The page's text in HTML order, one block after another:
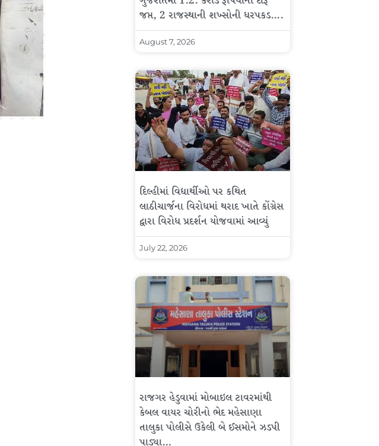
જપ્ત, 2 રાજસ્થાની શખ્સોની ધરપકડ….
August 7, 2026
દિલ્હીમાં વિદ્યાર્થીઓ પર કથિત
લાઠીચાર્જના વિરોધમાં થરાદ ખાતે કોંગ્રેસ
દ્વારા વિરોધ પ્રદર્શન યોજવામાં આવ્યું
July 22, 2026
રાજગર હેડુવામાં મોબાઇલ ટાવરમાંથી
કેબલ વાયર ચોરીનો ભેદ મહેસાણા
તાલુકા પોલીસે ઉકેલી બે ઈસમોને ઝડપી
પાડ્યા…